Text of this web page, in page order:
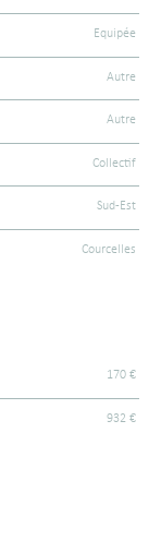
Equipée
Autre
Autre
Collectif
Sud-Est
Courcelles
170 €
932 €